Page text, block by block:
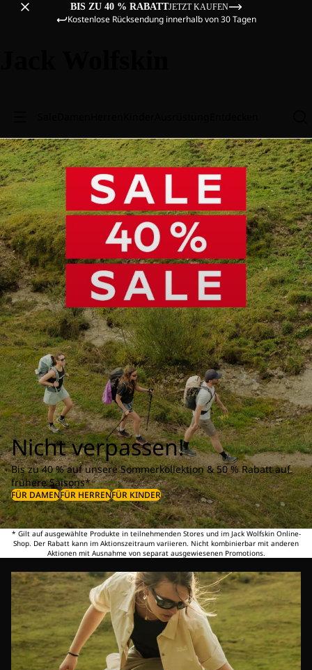
BIS ZU 40 % RABATTJETZT KAUFEN
Kostenlose Rücksendung innerhalb von 30 Tagen
Nicht verpassen!
Bis zu 40 % auf unsere Sommerkollektion & 50 % Rabatt auf
frühere Saisons*
FÜR DAMENFÜR HERRENFÜR KINDER
* Gilt auf ausgewählte Produkte in teilnehmenden Stores und im Jack Wolfskin Online-
Shop. Der Rabatt kann im Aktionszeitraum variieren. Nicht kombinierbar mit anderen
Aktionen mit Ausnahme von separat ausgewiesenen Promotions.